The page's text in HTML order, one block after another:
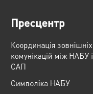
Пресцентр
Координація зовнішніх
комунікацій між НАБУ і
САП
Cимволіка НАБУ